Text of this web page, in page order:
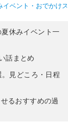
イベント・おでかけ
休みイベント一
話まとめ
見どころ・日程
るおすすめの過